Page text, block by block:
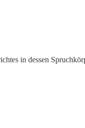
in dessen